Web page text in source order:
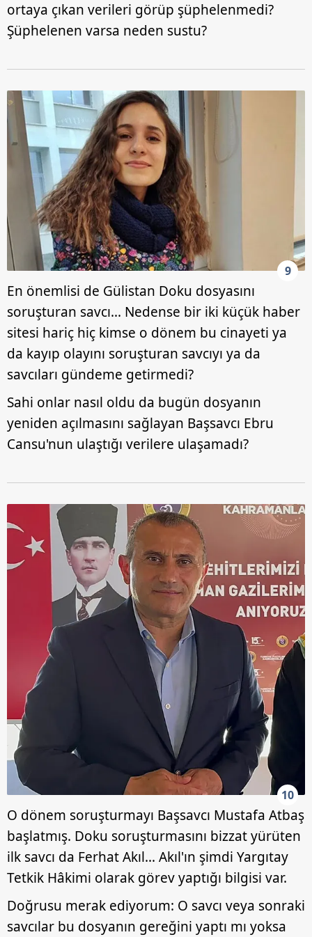
ortaya çıkan verileri görüp şüphelenmedi?
Şüphelenen varsa neden sustu?
9
En önemlisi de Gülistan Doku dosyasını
soruşturan savcı... Nedense bir iki küçük haber
sitesi hariç hiç kimse o dönem bu cinayeti ya
da kayıp olayını soruşturan savcıyı ya da
savcıları gündeme getirmedi?
Sahi onlar nasıl oldu da bugün dosyanın
yeniden açılmasını sağlayan Başsavcı Ebru
Cansu'nun ulaştığı verilere ulaşamadı?
10
O dönem soruşturmayı Başsavcı Mustafa Atbaş
başlatmış. Doku soruşturmasını bizzat yürüten
ilk savcı da Ferhat Akıl... Akıl'ın şimdi Yargıtay
Tetkik Hâkimi olarak görev yaptığı bilgisi var.
Doğrusu merak ediyorum: O savcı veya sonraki
savcılar bu dosyanın gereğini yaptı mı yoksa